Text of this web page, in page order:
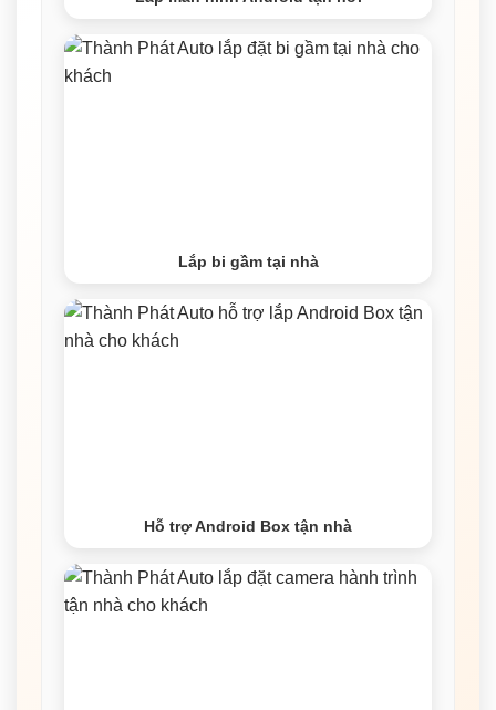
Lắp bi gầm tại nhà
Hỗ trợ Android Box tận nhà